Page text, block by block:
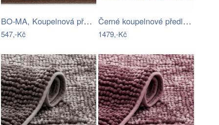
BO-MA, Koupelnová předložka Ella micro…
547,-Kč
Černé koupelnové předložky v sadě 3 ks…
1479,-Kč